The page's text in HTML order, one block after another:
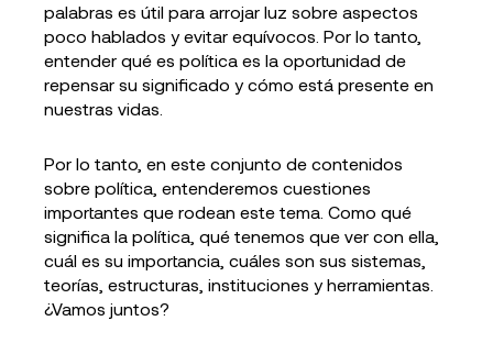
palabras es útil para arrojar luz sobre aspectos
poco hablados y evitar equívocos. Por lo tanto,
entender qué es política es la oportunidad de
repensar su significado y cómo está presente en
nuestras vidas.
Por lo tanto, en este conjunto de contenidos
sobre política, entenderemos cuestiones
importantes que rodean este tema. Como qué
significa la política, qué tenemos que ver con ella,
cuál es su importancia, cuáles son sus sistemas,
teorías, estructuras, instituciones y herramientas.
¿Vamos juntos?